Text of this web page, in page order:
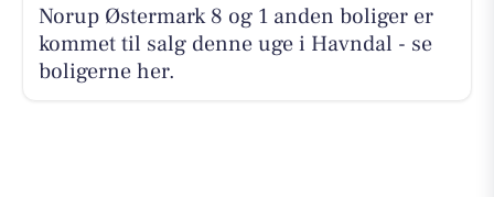
Norup Østermark 8 og 1 anden boliger er
kommet til salg denne uge i Havndal - se
boligerne her.